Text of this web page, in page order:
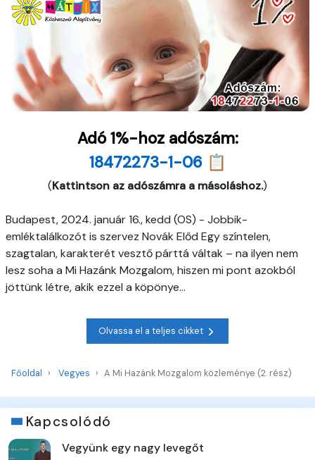
Adó 1%-hoz adószám:
18472273-1-06 📋
(Kattintson az adószámra a másoláshoz.)
Budapest, 2024. január 16., kedd (OS) - Jobbik-
emléktalálkozót is szervez Novák Előd Egy színtelen,
szagtalan, karakterét vesztő párttá váltak – na ilyen nem
lesz soha a Mi Hazánk Mozgalom, hiszen mi pont azokból
jöttünk létre, akik ezzel a köpönye...
Olvassa el a teljes cikket
Főoldal Vegyes A Mi Hazánk Mozgalom közleménye (2. rész)
Kapcsolódó
Vegyünk egy nagy levegőt